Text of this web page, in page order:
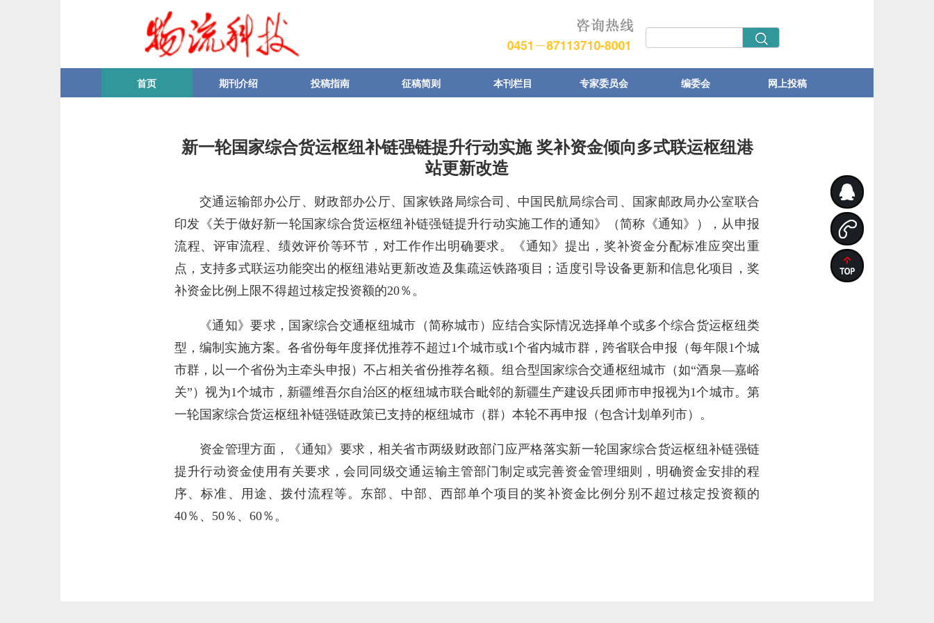
首页 期刊介绍 投稿指南 征稿简则 本刊栏目 专家委员会 编委会 网上投稿
新一轮国家综合货运枢纽补链强链提升行动实施 奖补资金倾向多式联运枢纽港
站更新改造
交通运输部办公厅、财政部办公厅、国家铁路局综合司、中国民航局综合司、国家邮政局办公室联合
印发《关于做好新一轮国家综合货运枢纽补链强链提升行动实施工作的通知》（简称《通知》），从申报
流程、评审流程、绩效评价等环节，对工作作出明确要求。《通知》提出，奖补资金分配标准应突出重
点，支持多式联运功能突出的枢纽港站更新改造及集疏运铁路项目；适度引导设备更新和信息化项目，奖
补资金比例上限不得超过核定投资额的20％。
《通知》要求，国家综合交通枢纽城市（简称城市）应结合实际情况选择单个或多个综合货运枢纽类
型，编制实施方案。各省份每年度择优推荐不超过1个城市或1个省内城市群，跨省联合申报（每年限1个城
市群，以一个省份为主牵头申报）不占相关省份推荐名额。组合型国家综合交通枢纽城市（如“酒泉—嘉峪
关”）视为1个城市，新疆维吾尔自治区的枢纽城市联合毗邻的新疆生产建设兵团师市申报视为1个城市。第
一轮国家综合货运枢纽补链强链政策已支持的枢纽城市（群）本轮不再申报（包含计划单列市）。
资金管理方面，《通知》要求，相关省市两级财政部门应严格落实新一轮国家综合货运枢纽补链强链
提升行动资金使用有关要求，会同同级交通运输主管部门制定或完善资金管理细则，明确资金安排的程
序、标准、用途、拨付流程等。东部、中部、西部单个项目的奖补资金比例分别不超过核定投资额的
40％、50％、60％。